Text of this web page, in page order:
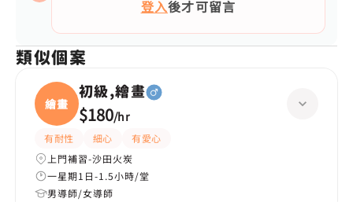
登入後才可留言
類似個案
繪畫
初級,繪畫
$180/hr
有耐性 細心
有愛心
上門補習-沙田火炭
一星期1日-1.5小時/堂
男導師/女導師